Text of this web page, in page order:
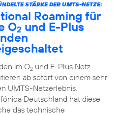
STÄRKE DER UMTS-NETZE:
Roaming für
O2 und E-Plus
im O2und E-Plus Netz
ab sofort von einem sehr
UMTS-Netzerlebnis.
Deutschland hat diese
das technische